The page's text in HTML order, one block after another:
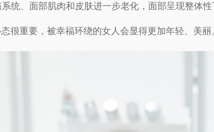
统、面部肌肉和皮肤进一步老化，面部呈现整体性
很重要，被幸福环绕的女人会显得更加年轻、美